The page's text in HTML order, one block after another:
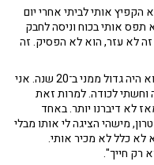
שלה: "לפני 30 שנה הוא הקפיץ אותי לביתי אחרי יום
תפס אותי בכוח וניסה לחבק
לא עזר, הוא לא הפסיק. זה
"זה היה ברור שזה בניגוד לרצוני", פירטה, "הוא היה גדול ממני ב־20 שנה. אני
וחשתי לכודה. למרות זאת
לא דיברנו יותר. באחד
מישהי הציגה לי אותו מבלי
לא כלל לא מכיר אותי.
רק חייך".